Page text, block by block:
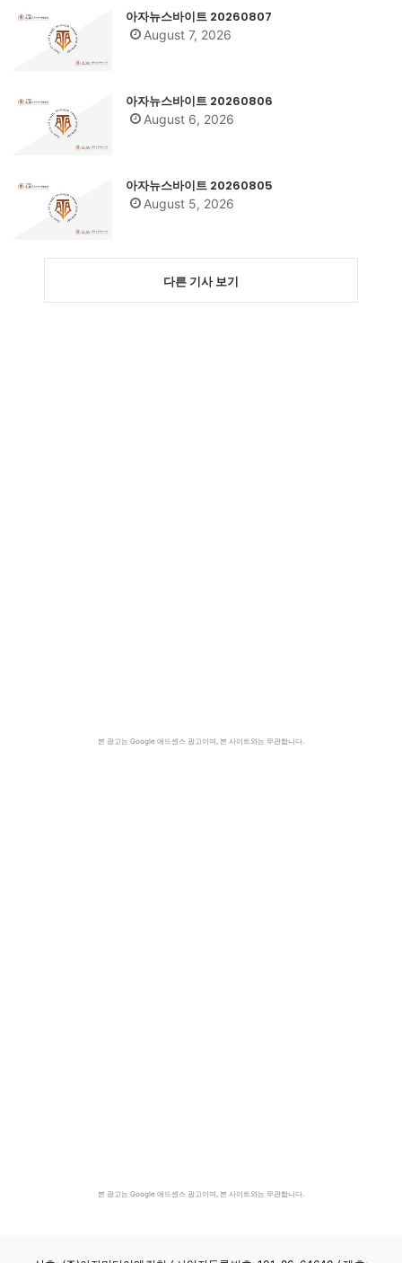
아자뉴스바이트 20260807
August 7, 2026
아자뉴스바이트 20260806
August 6, 2026
아자뉴스바이트 20260805
August 5, 2026
다른 기사 보기
본 광고는 Google 애드센스 광고이며, 본 사이트와는 무관합니다.
본 광고는 Google 애드센스 광고이며, 본 사이트와는 무관합니다.